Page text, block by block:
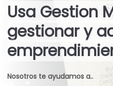
Usa Gestion
gestionar y
Nosotros te ayudamos a..